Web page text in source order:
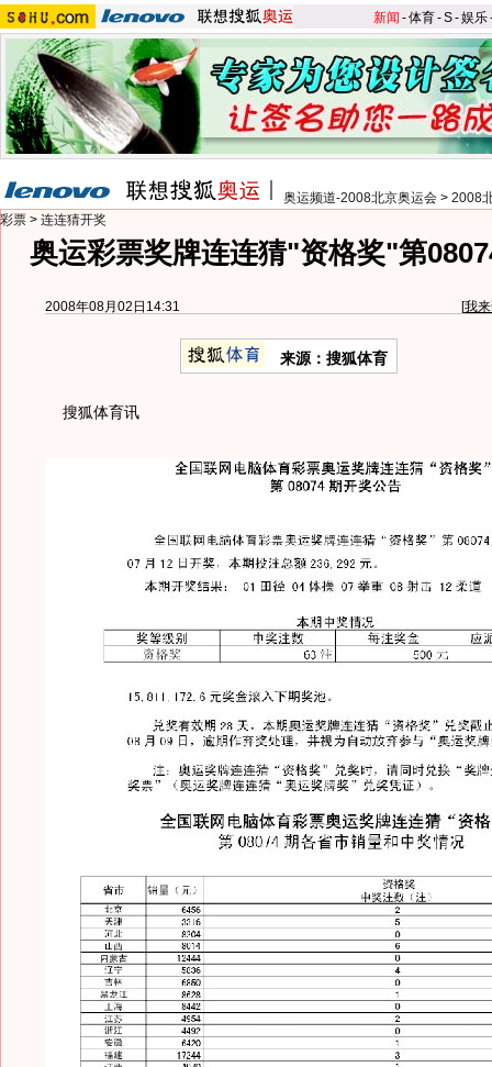
新闻 -体育-S-娱乐
奥运频道-2008北京奥运会 > 2008
彩票 > 连连猜开奖
奥运彩票奖牌连连猜"资格奖"第
2008年08月02日14:31 [我
来源：搜狐体育
搜狐体育讯